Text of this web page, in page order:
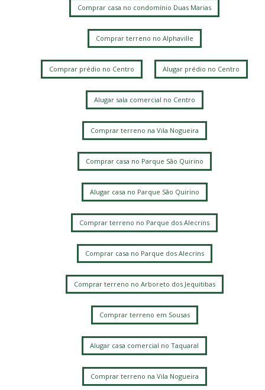
Comprar casa no condomínio Duas Marias
Comprar terreno no Alphaville
Comprar prédio no Centro Alugar prédio no Centro
Alugar sala comercial no Centro
Comprar terreno na Vila Nogueira
Comprar casa no Parque São Quirino
Alugar casa no Parque São Quirino
Comprar terreno no Parque dos Alecrins
Comprar casa no Parque dos Alecrins
Comprar terreno no Arboreto dos Jequitibas
Comprar terreno em Sousas
Alugar casa comercial no Taquaral
Comprar terreno na Vila Nogueira